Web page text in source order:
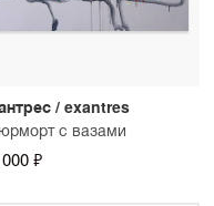
/ exantres
с вазами
₽